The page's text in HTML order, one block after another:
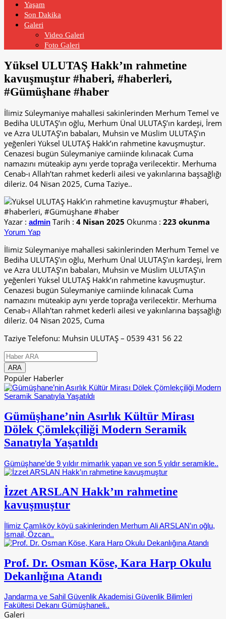
Yaşam
Son Dakika
Galeri
Video Galeri
Foto Galeri
Yüksel ULUTAŞ Hakk’ın rahmetine
kavuşmuştur #haberi, #haberleri,
#Gümüşhane #haber
İlimiz Süleymaniye mahallesi sakinlerinden Merhum Temel ve
Bediha ULUTAŞ’ın oğlu, Merhum Ünal ULUTAŞ’ın kardeşi, İrem
ve Azra ULUTAŞ’ın babaları, Muhsin ve Müslim ULUTAŞ’ın
yeğenleri Yüksel ULUTAŞ Hakk’ın rahmetine kavuşmuştur.
Cenazesi bugün Süleymaniye camiinde kılınacak Cuma
namazını müteakip aynı yerde toprağa verilecektir. Merhuma
Cenab-ı Allah’tan rahmet kederli ailesi ve yakınlarına başsağlığı
dileriz. 04 Nisan 2025, Cuma Taziye..
Yazar : admin Tarih : 4 Nisan 2025 Okunma : 223 okunma
Yorum Yap
İlimiz Süleymaniye mahallesi sakinlerinden Merhum Temel ve
Bediha ULUTAŞ’ın oğlu, Merhum Ünal ULUTAŞ’ın kardeşi, İrem
ve Azra ULUTAŞ’ın babaları, Muhsin ve Müslim ULUTAŞ’ın
yeğenleri Yüksel ULUTAŞ Hakk’ın rahmetine kavuşmuştur.
Cenazesi bugün Süleymaniye camiinde kılınacak Cuma
namazını müteakip aynı yerde toprağa verilecektir. Merhuma
Cenab-ı Allah’tan rahmet kederli ailesi ve yakınlarına başsağlığı
dileriz. 04 Nisan 2025, Cuma
Taziye Telefonu: Muhsin ULUTAŞ – 0539 431 56 22
Popüler Haberler
Gümüşhane’nin Asırlık Kültür Mirası
Dölek Çömlekçiliği Modern Seramik
Sanatıyla Yaşatıldı
Gümüşhane’de 9 yıldır mimarlık yapan ve son 5 yıldır seramikle..
İzzet ARSLAN Hakk’ın rahmetine
kavuşmuştur
İlimiz Çamlıköy köyü sakinlerinden Merhum Ali ARSLAN’ın oğlu,
İsmail, Özcan..
Prof. Dr. Osman Köse, Kara Harp Okulu
Dekanlığına Atandı
Jandarma ve Sahil Güvenlik Akademisi Güvenlik Bilimleri
Fakültesi Dekanı Gümüşhaneli..
Galeri